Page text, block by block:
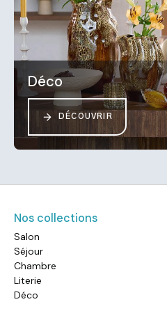
Déco
DÉCOUVRIR
Nos collections
Salon
Séjour
Chambre
Literie
Déco